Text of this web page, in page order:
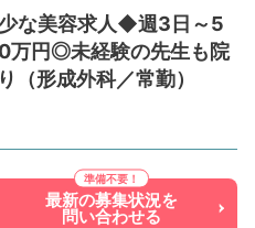
な美容求人◆週3日～5
万円◎未経験の先生も院
（形成外科／常勤）
最新の募集状況を
問い合わせる